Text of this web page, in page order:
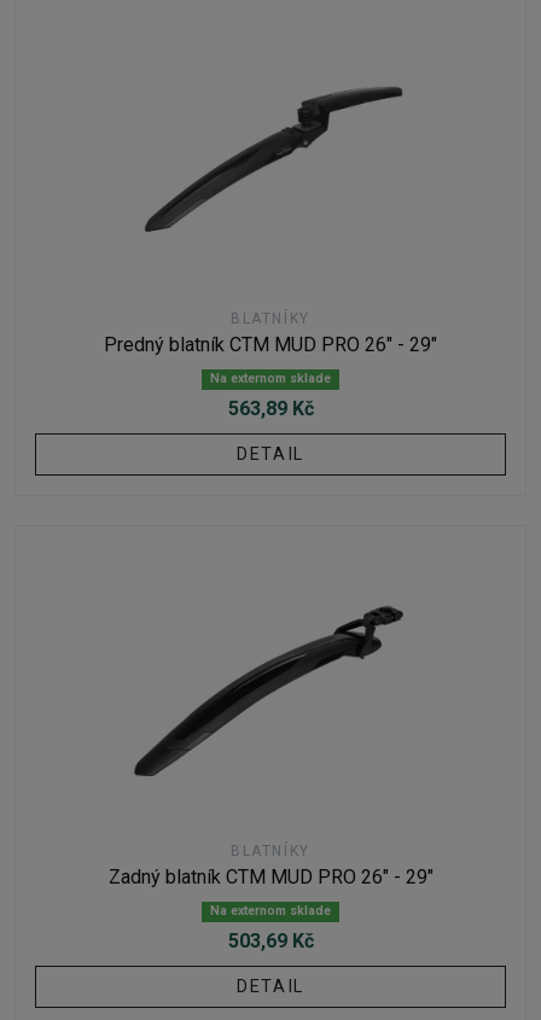
BLATNÍKY
Predný blatník CTM MUD PRO 26" - 29"
Na externom sklade
563,89 Kč
DETAIL
BLATNÍKY
Zadný blatník CTM MUD PRO 26" - 29"
Na externom sklade
503,69 Kč
DETAIL